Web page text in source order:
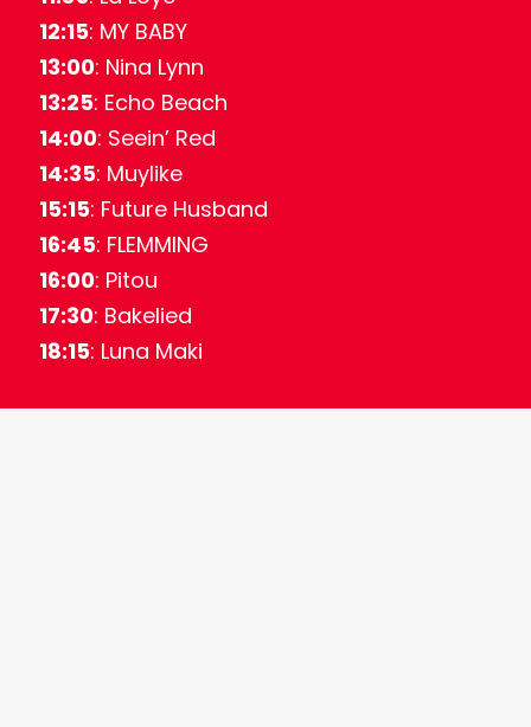
12:15: MY BABY
13:00: Nina Lynn
13:25: Echo Beach
14:00: Seein’ Red
14:35: Muylike
15:15: Future Husband
16:45: FLEMMING
16:00: Pitou
17:30: Bakelied
18:15: Luna Maki